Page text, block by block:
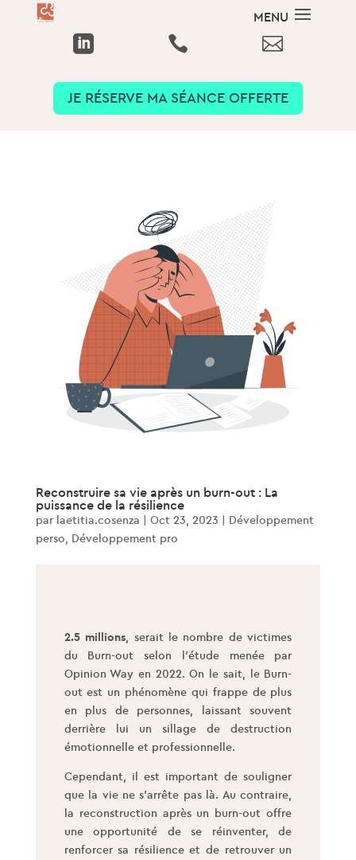
  
JE RÉSERVE MA SÉANCE OFFERTE
Reconstruire sa vie après un burn-out : La
puissance de la résilience
par laetitia.cosenza | Oct 23, 2023 | Développement
perso, Développement pro
2.5 millions, serait le nombre de victimes
du Burn-out selon l’étude menée par
Opinion Way en 2022. On le sait, le Burn-
out est un phénomène qui frappe de plus
en plus de personnes, laissant souvent
derrière lui un sillage de destruction
émotionnelle et professionnelle.
Cependant, il est important de souligner
que la vie ne s’arrête pas là. Au contraire,
la reconstruction après un burn-out offre
une opportunité de se réinventer, de
renforcer sa résilience et de retrouver un